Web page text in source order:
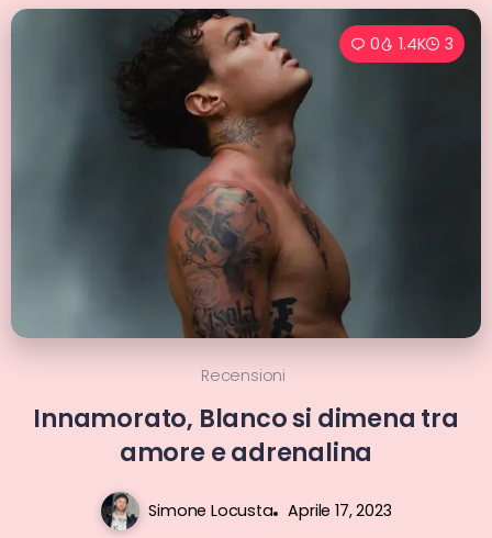
0 1.4K 3
Recensioni
Innamorato, Blanco si dimena tra
amore e adrenalina
Simone Locusta Aprile 17, 2023